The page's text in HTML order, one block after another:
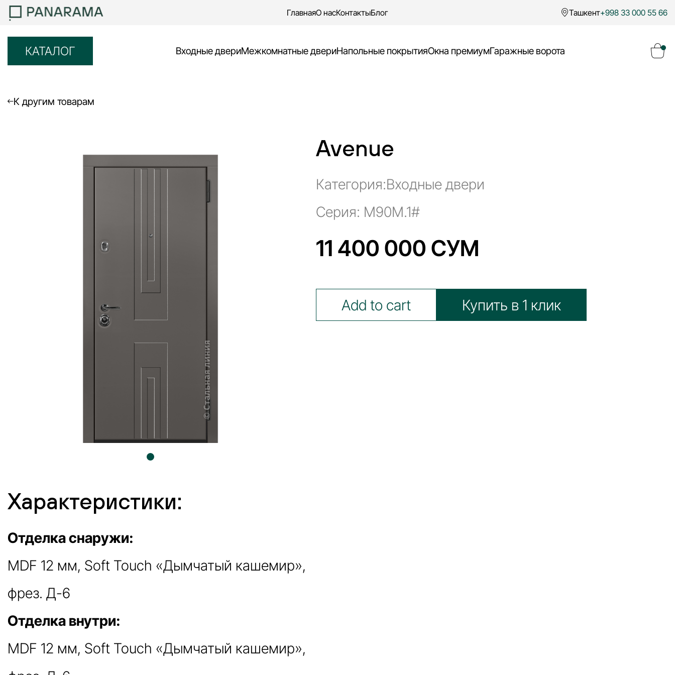
ГлавнаяО насКонтактыБлог Ташкент+998 33 000 55 66
КАТАЛОГ Входные двериМежкомнатные двериНапольные покрытияОкна премиумГаражные ворота
К другим товарам
Avenue
Категория:Входные двери
Серия: M90M.1#
11 400 000 СУМ
Add to cart Купить в 1 клик
Характеристики:
Отделка снаружи:
MDF 12 мм, Soft Touch «Дымчатый кашемир»,
фрез. Д-6
Отделка внутри:
MDF 12 мм, Soft Touch «Дымчатый кашемир»,